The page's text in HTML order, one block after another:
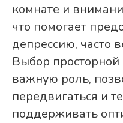
комнате и
что помогает
депрессию, часто
Выбор просторной
важную роль,
передвигаться и
поддерживать